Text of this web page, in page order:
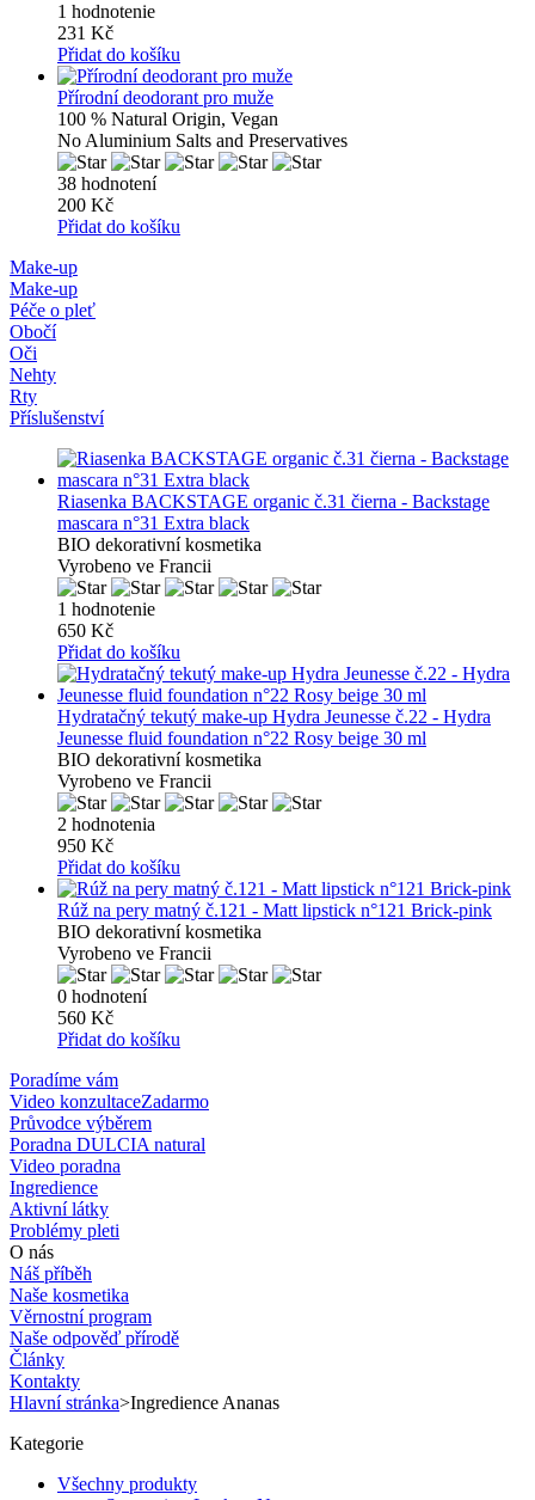
1 hodnotenie
231 Kč
Přidat do košíku
Přírodní deodorant pro muže
100 % Natural Origin, Vegan
No Aluminium Salts and Preservatives
38 hodnotení
200 Kč
Přidat do košíku
Make-up
Make-up
Péče o pleť
Obočí
Oči
Nehty
Rty
Příslušenství
Riasenka BACKSTAGE organic č.31 čierna - Backstage
mascara n°31 Extra black
BIO dekorativní kosmetika
Vyrobeno ve Francii
1 hodnotenie
650 Kč
Přidat do košíku
Hydratačný tekutý make-up Hydra Jeunesse č.22 - Hydra
Jeunesse fluid foundation n°22 Rosy beige 30 ml
BIO dekorativní kosmetika
Vyrobeno ve Francii
2 hodnotenia
950 Kč
Přidat do košíku
Rúž na pery matný č.121 - Matt lipstick n°121 Brick-pink
BIO dekorativní kosmetika
Vyrobeno ve Francii
0 hodnotení
560 Kč
Přidat do košíku
Poradíme vám
Video konzultaceZadarmo
Průvodce výběrem
Poradna DULCIA natural
Video poradna
Ingredience
Aktivní látky
Problémy pleti
O nás
Náš příběh
Naše kosmetika
Věrnostní program
Naše odpověď přírodě
Články
Kontakty
Hlavní stránka>Ingredience Ananas
Kategorie
Všechny produkty